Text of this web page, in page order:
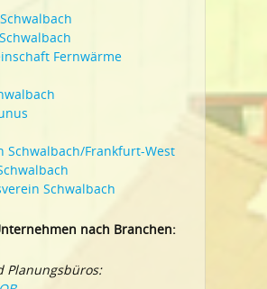
Fernwärme
Schwalbach/Frankfurt-West
Schwalbach
nach Branchen:
Planungsbüros: